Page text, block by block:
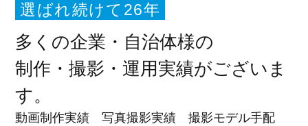
選ばれ続けて26年
多くの企業・自治体様の
制作・撮影・運用実績がございま
す。
動画制作実績 写真撮影実績 撮影モデル手配